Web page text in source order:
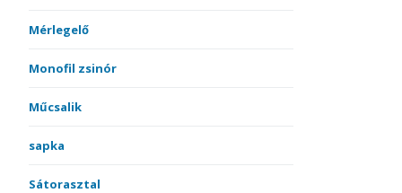
Mérlegelő
Monofil zsinór
Műcsalik
sapka
Sátorasztal